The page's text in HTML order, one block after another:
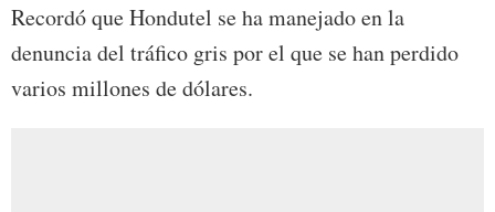
Recordó que Hondutel se ha manejado en la
denuncia del tráfico gris por el que se han perdido
varios millones de dólares.